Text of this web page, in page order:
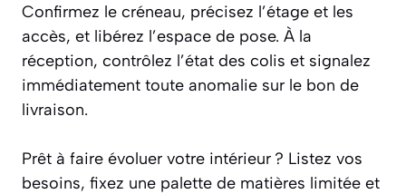
Confirmez le créneau, précisez l’étage et les
accès, et libérez l’espace de pose. À la
réception, contrôlez l’état des colis et signalez
immédiatement toute anomalie sur le bon de
livraison.
Prêt à faire évoluer votre intérieur ? Listez vos
besoins, fixez une palette de matières limitée et